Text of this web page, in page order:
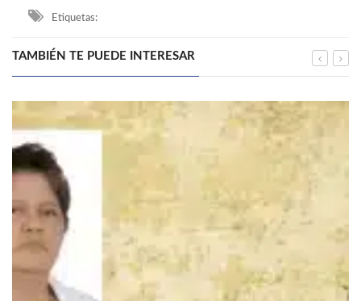
Etiquetas:
TAMBIÉN TE PUEDE INTERESAR